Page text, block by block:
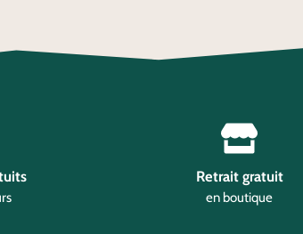
Retrait gratuit
en boutique